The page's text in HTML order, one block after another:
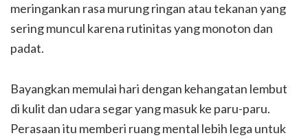
meringankan rasa murung ringan atau tekanan yang
sering muncul karena rutinitas yang monoton dan
padat.
Bayangkan memulai hari dengan kehangatan lembut
di kulit dan udara segar yang masuk ke paru-paru.
Perasaan itu memberi ruang mental lebih lega untuk